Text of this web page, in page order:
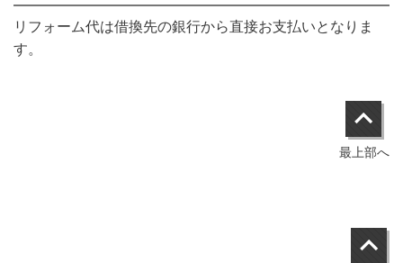
リフォーム代は借換先の銀行から直接お支払いとなりま
す。
最上部へ